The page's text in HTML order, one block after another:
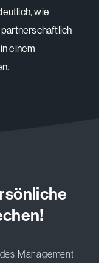
wie
einem
Management